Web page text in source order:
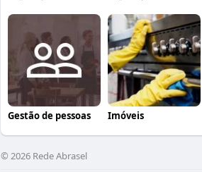
Gestão de pessoas Imóveis
© 2026 Rede Abrasel